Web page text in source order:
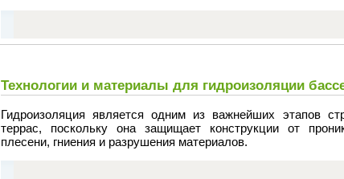
Технологии и материалы для гидроизоляции
Гидроизоляция является одним из важнейших этапов
террас, поскольку она защищает конструкции от
плесени, гниения и разрушения материалов.